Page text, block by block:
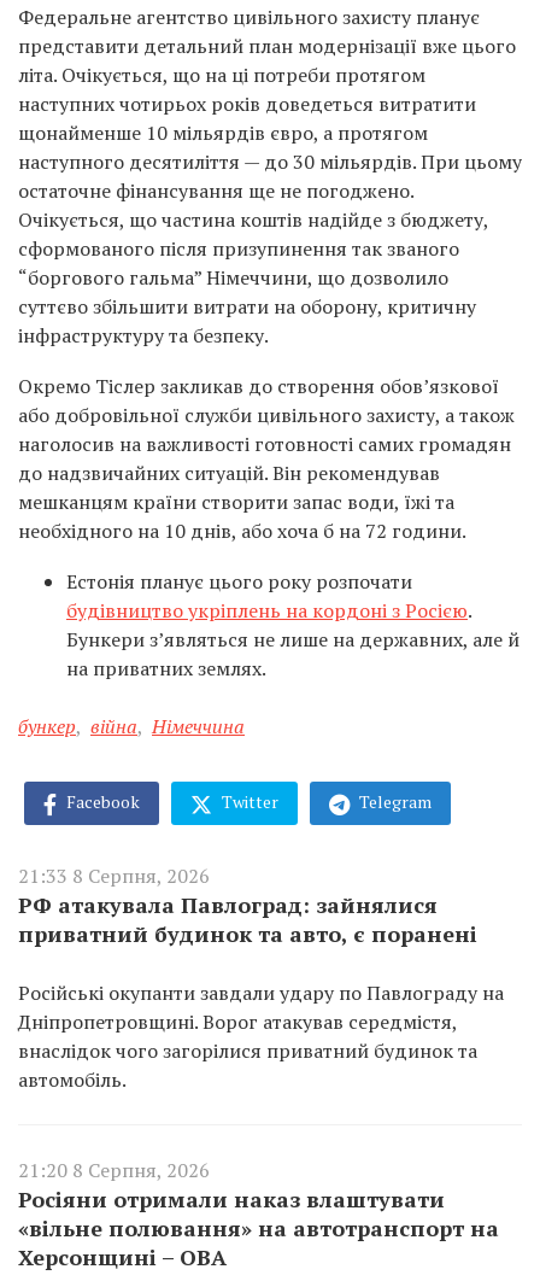
Федеральне агентство цивільного захисту планує
представити детальний план модернізації вже цього
літа. Очікується, що на ці потреби протягом
наступних чотирьох років доведеться витратити
щонайменше 10 мільярдів євро, а протягом
наступного десятиліття — до 30 мільярдів. При цьому
остаточне фінансування ще не погоджено.
Очікується, що частина коштів надійде з бюджету,
сформованого після призупинення так званого
“боргового гальма” Німеччини, що дозволило
суттєво збільшити витрати на оборону, критичну
інфраструктуру та безпеку.
Окремо Тіслер закликав до створення обов’язкової
або добровільної служби цивільного захисту, а також
наголосив на важливості готовності самих громадян
до надзвичайних ситуацій. Він рекомендував
мешканцям країни створити запас води, їжі та
необхідного на 10 днів, або хоча б на 72 години.
Естонія планує цього року розпочати
будівництво укріплень на кордоні з Росією.
Бункери з’являться не лише на державних, але й
на приватних землях.
бункер, війна, Німеччина
Facebook Twitter Telegram
21:33 8 Серпня, 2026
РФ атакувала Павлоград: зайнялися
приватний будинок та авто, є поранені
Російські окупанти завдали удару по Павлограду на
Дніпропетровщині. Ворог атакував середмістя,
внаслідок чого загорілися приватний будинок та
автомобіль.
21:20 8 Серпня, 2026
Росіяни отримали наказ влаштувати
«вільне полювання» на автотранспорт на
Херсонщині – ОВА